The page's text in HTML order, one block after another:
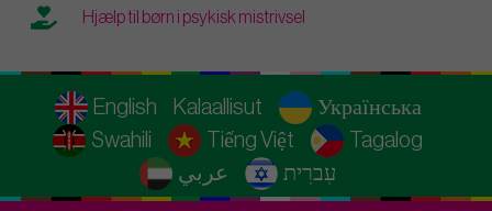
Hjælp til børn i psykisk mistrivsel
English Kalaallisut
Українська
Swahili
Tiếng Việt
Tagalog
عربي
עִברִית